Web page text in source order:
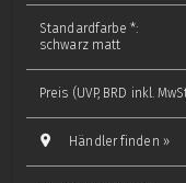
Standardfarbe *:
schwarz matt
Preis (UVP, BRD inkl.
Händler finden »